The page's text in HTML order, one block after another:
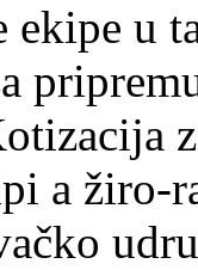
u
a žiro-